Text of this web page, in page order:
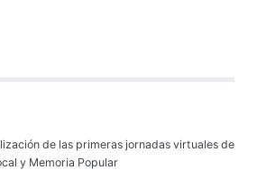
de las primeras jornadas virtuales de
y Memoria Popular